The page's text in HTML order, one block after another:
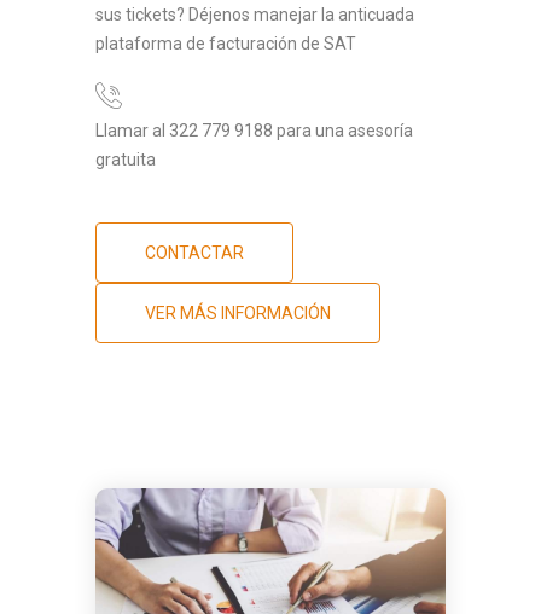
sus tickets? Déjenos manejar la anticuada
plataforma de facturación de SAT
Llamar al 322 779 9188 para una asesoría
gratuita
CONTACTAR
VER MÁS INFORMACIÓN